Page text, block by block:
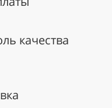
качества